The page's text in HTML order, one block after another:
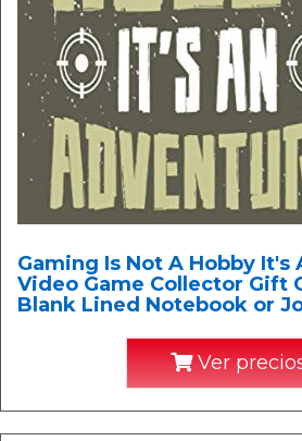
Gaming Is Not A Hobby It's
Video Game Collector Gift
Blank Lined Notebook or
Ver